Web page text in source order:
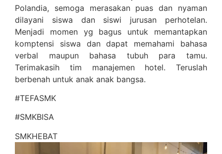
Polandia, semoga merasakan puas dan nyaman
dilayani siswa dan siswi jurusan perhotelan.
Menjadi momen yg bagus untuk memantapkan
komptensi siswa dan dapat memahami bahasa
verbal maupun bahasa tubuh para tamu.
Terimakasih tim manajemen hotel. Teruslah
berbenah untuk anak anak bangsa.
#TEFASMK
#SMKBISA
SMKHEBAT